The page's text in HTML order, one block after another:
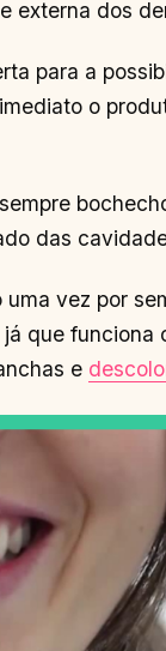
externa dos
para a
o
das
vez por
que
e